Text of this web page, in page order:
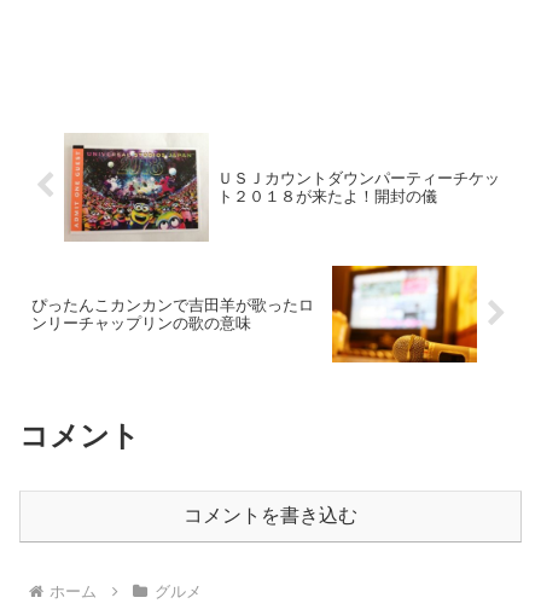
ＵＳＪカウントダウンパーティーチケッ
ト２０１８が来たよ！開封の儀
ぴったんこカンカンで吉田羊が歌ったロ
ンリーチャップリンの歌の意味
コメント
コメントを書き込む
ホーム グルメ